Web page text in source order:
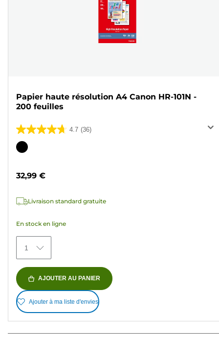
Papier haute résolution A4 Canon HR-101N -
200 feuilles
4.7 (36)
4.7
sur
36
Cartouche
32,99 €
Livraison standard gratuite
En stock en ligne
1
AJOUTER AU PANIER
Ajouter à ma liste d'envies